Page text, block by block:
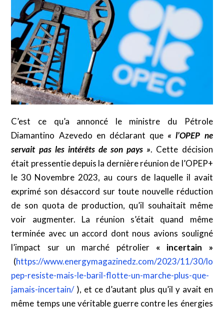
C’est ce qu’a annoncé le ministre du Pétrole
Diamantino Azevedo en déclarant que « l’OPEP ne
servait pas les intérêts de son pays ». Cette décision
était pressentie depuis la dernière réunion de l’OPEP+
le 30 Novembre 2023, au cours de laquelle il avait
exprimé son désaccord sur toute nouvelle réduction
de son quota de production, qu’il souhaitait même
voir augmenter. La réunion s’était quand même
terminée avec un accord dont nous avions souligné
l’impact sur un marché pétrolier « incertain »
(https://www.energymagazinedz.com/2023/11/30/lo
pep-resiste-mais-le-baril-flotte-un-marche-plus-que-
jamais-incertain/), et ce d’autant plus qu’il y avait en
même temps une véritable guerre contre les énergies